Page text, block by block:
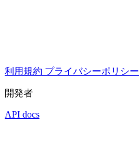
利用規約 プライバシーポリシー
開発者
API docs